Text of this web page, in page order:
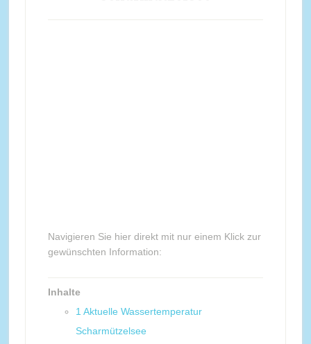
Navigieren Sie hier direkt mit nur einem Klick zur
gewünschten Information:
Inhalte
1 Aktuelle Wassertemperatur
Scharmützelsee